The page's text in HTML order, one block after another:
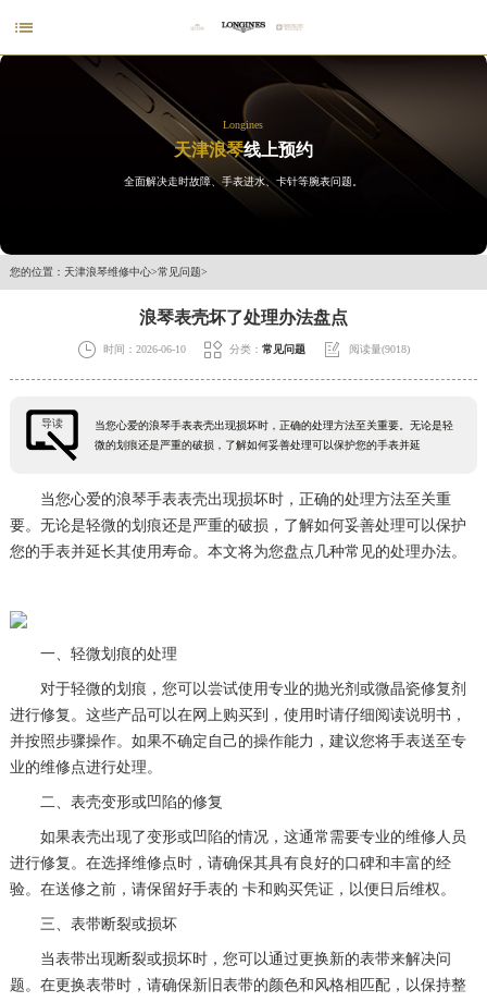

Longines
天津浪琴线上预约
全面解决走时故障、手表进水、卡针等腕表问题。
您的位置： 天津浪琴维修中心>常见问题>
浪琴表壳坏了处理办法盘点
 时间：2026-06-10  分类： 常见问题  阅读量(9018)
导读
当您心爱的浪琴手表表壳出现损坏时，正确的处理方法至关重要。无论是轻
微的划痕还是严重的破损，了解如何妥善处理可以保护您的手表并延
当您心爱的浪琴手表表壳出现损坏时，正确的处理方法至关重
要。无论是轻微的划痕还是严重的破损，了解如何妥善处理可以保护
您的手表并延长其使用寿命。本文将为您盘点几种常见的处理办法。
一、轻微划痕的处理
对于轻微的划痕，您可以尝试使用专业的抛光剂或微晶瓷修复剂
进行修复。这些产品可以在网上购买到，使用时请仔细阅读说明书，
并按照步骤操作。如果不确定自己的操作能力，建议您将手表送至专
业的维修点进行处理。
二、表壳变形或凹陷的修复
如果表壳出现了变形或凹陷的情况，这通常需要专业的维修人员
进行修复。在选择维修点时，请确保其具有良好的口碑和丰富的经
验。在送修之前，请保留好手表的 卡和购买凭证，以便日后维权。
三、表带断裂或损坏
当表带出现断裂或损坏时，您可以通过更换新的表带来解决问
题。在更换表带时，请确保新旧表带的颜色和风格相匹配，以保持整